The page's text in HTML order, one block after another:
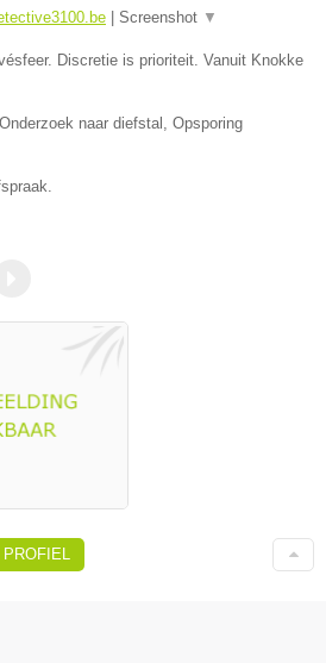
| Screenshot ▼
Discretie is prioriteit. Vanuit Knokke
naar diefstal, Opsporing